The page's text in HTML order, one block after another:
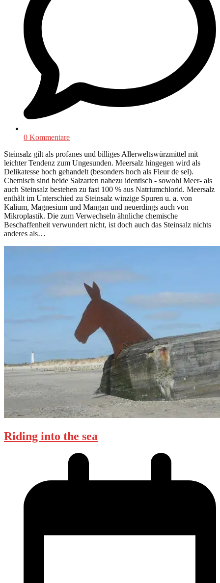
0 Kommentare
Steinsalz gilt als profanes und billiges Allerweltswürzmittel mit
leichter Tendenz zum Ungesunden. Meersalz hingegen wird als
Delikatesse hoch gehandelt (besonders hoch als Fleur de sel).
Chemisch sind beide Salzarten nahezu identisch - sowohl Meer- als
auch Steinsalz bestehen zu fast 100 % aus Natriumchlorid. Meersalz
enthält im Unterschied zu Steinsalz winzige Spuren u. a. von
Kalium, Magnesium und Mangan und neuerdings auch von
Mikroplastik. Die zum Verwechseln ähnliche chemische
Beschaffenheit verwundert nicht, ist doch auch das Steinsalz nichts
anderes als…
Riding into the sea